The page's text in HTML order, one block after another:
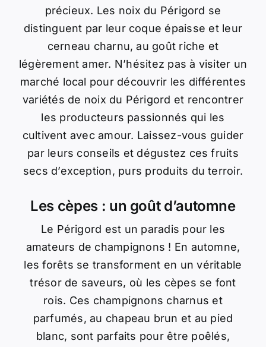
précieux. Les noix du Périgord se
distinguent par leur coque épaisse et leur
cerneau charnu, au goût riche et
légèrement amer. N’hésitez pas à visiter un
marché local pour découvrir les différentes
variétés de noix du Périgord et rencontrer
les producteurs passionnés qui les
cultivent avec amour. Laissez-vous guider
par leurs conseils et dégustez ces fruits
secs d’exception, purs produits du terroir.
Les cèpes : un goût d’automne
Le Périgord est un paradis pour les
amateurs de champignons ! En automne,
les forêts se transforment en un véritable
trésor de saveurs, où les cèpes se font
rois. Ces champignons charnus et
parfumés, au chapeau brun et au pied
blanc, sont parfaits pour être poêlés,